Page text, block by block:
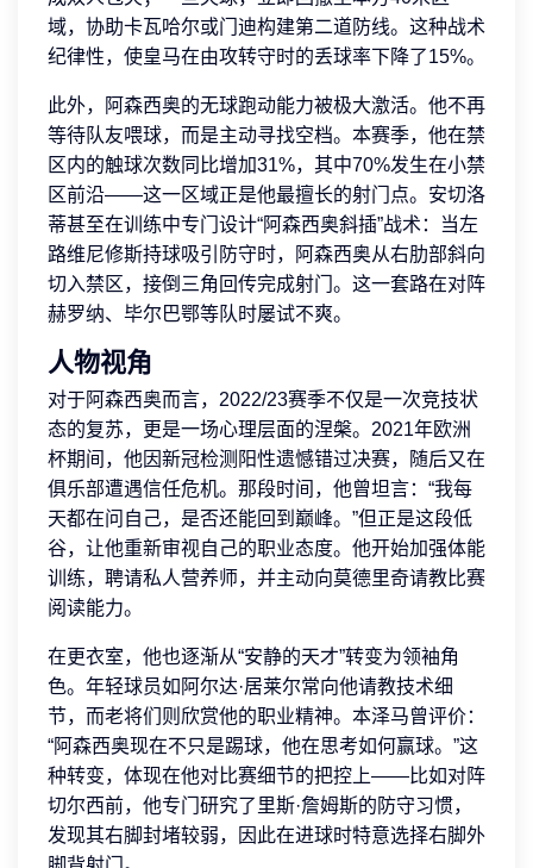
域，协助卡瓦哈尔或门迪构建第二道防线。这种战术
纪律性，使皇马在由攻转守时的丢球率下降了15%。
此外，阿森西奥的无球跑动能力被极大激活。他不再
等待队友喂球，而是主动寻找空档。本赛季，他在禁
区内的触球次数同比增加31%，其中70%发生在小禁
区前沿——这一区域正是他最擅长的射门点。安切洛
蒂甚至在训练中专门设计“阿森西奥斜插”战术：当左
路维尼修斯持球吸引防守时，阿森西奥从右肋部斜向
切入禁区，接倒三角回传完成射门。这一套路在对阵
赫罗纳、毕尔巴鄂等队时屡试不爽。
人物视角
对于阿森西奥而言，2022/23赛季不仅是一次竞技状
态的复苏，更是一场心理层面的涅槃。2021年欧洲
杯期间，他因新冠检测阳性遗憾错过决赛，随后又在
俱乐部遭遇信任危机。那段时间，他曾坦言：“我每
天都在问自己，是否还能回到巅峰。”但正是这段低
谷，让他重新审视自己的职业态度。他开始加强体能
训练，聘请私人营养师，并主动向莫德里奇请教比赛
阅读能力。
在更衣室，他也逐渐从“安静的天才”转变为领袖角
色。年轻球员如阿尔达·居莱尔常向他请教技术细
节，而老将们则欣赏他的职业精神。本泽马曾评价：
“阿森西奥现在不只是踢球，他在思考如何赢球。”这
种转变，体现在他对比赛细节的把控上——比如对阵
切尔西前，他专门研究了里斯·詹姆斯的防守习惯，
发现其右脚封堵较弱，因此在进球时特意选择右脚外